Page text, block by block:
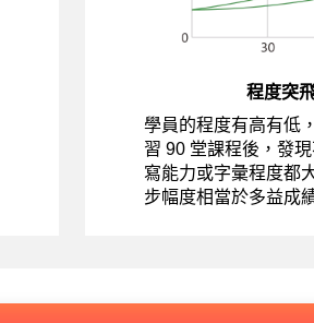
程度突
學員的程度有高有低
習 90 堂課程後，發
寫能力或字彙程度都
步幅度相當於多益成